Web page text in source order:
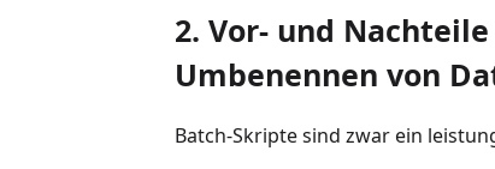
2. Vor- und
Umbenennen von
Batch-Skripte sind zwar ein